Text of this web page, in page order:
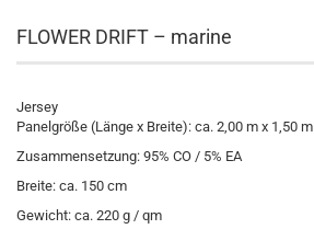
FLOWER DRIFT – marine
Jersey
Panelgröße (Länge x Breite): ca. 2,00 m x 1,50 m
Zusammensetzung: 95% CO / 5% EA
Breite: ca. 150 cm
Gewicht: ca. 220 g / qm